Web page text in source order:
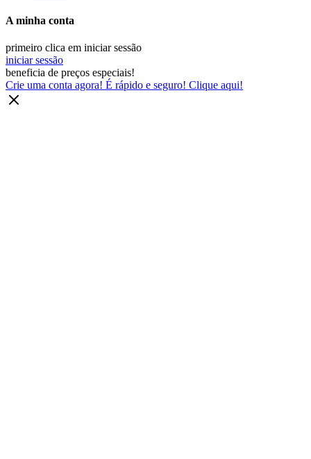
A minha conta
primeiro clica em iniciar sessão
iniciar sessão
beneficia de preços especiais!
Crie uma conta agora! É rápido e seguro! Clique aqui!